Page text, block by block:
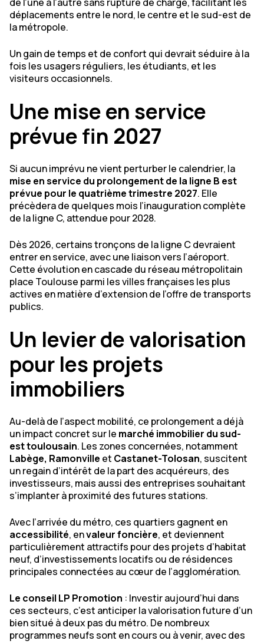
de l’une à l’autre sans rupture de charge, facilitant les
déplacements entre le nord, le centre et le sud-est de
la métropole.
Un gain de temps et de confort qui devrait séduire à la
fois les usagers réguliers, les étudiants, et les
visiteurs occasionnels.
Une mise en service
prévue fin 2027
Si aucun imprévu ne vient perturber le calendrier, la
mise en service du prolongement de la ligne B est
prévue pour le quatrième trimestre 2027. Elle
précèdera de quelques mois l’inauguration complète
de la ligne C, attendue pour 2028.
Dès 2026, certains tronçons de la ligne C devraient
entrer en service, avec une liaison vers l’aéroport.
Cette évolution en cascade du réseau métropolitain
place Toulouse parmi les villes françaises les plus
actives en matière d’extension de l’offre de transports
publics.
Un levier de valorisation
pour les projets
immobiliers
Au-delà de l’aspect mobilité, ce prolongement a déjà
un impact concret sur le marché immobilier du sud-
est toulousain. Les zones concernées, notamment
Labège, Ramonville et Castanet-Tolosan, suscitent
un regain d’intérêt de la part des acquéreurs, des
investisseurs, mais aussi des entreprises souhaitant
s’implanter à proximité des futures stations.
Avec l’arrivée du métro, ces quartiers gagnent en
accessibilité, envaleur foncière, et deviennent
particulièrement attractifs pour des projets d’habitat
neuf, d’investissements locatifs ou de résidences
principales connectées au cœur de l’agglomération.
Le conseil LP Promotion : Investir aujourd’hui dans
ces secteurs, c’est anticiper la valorisation future d’un
bien situé à deux pas du métro. De nombreux
programmes neufs sont en cours ou à venir, avec des